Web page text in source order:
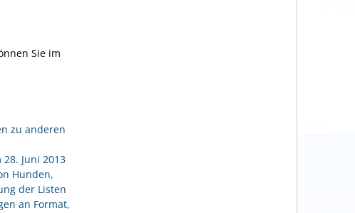
Sie im
zu anderen
Juni 2013
Hunden,
der Listen
an Format,